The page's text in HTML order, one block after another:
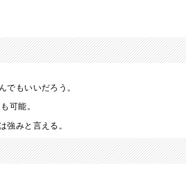
でもいいだろう。
可能。
強みと言える。